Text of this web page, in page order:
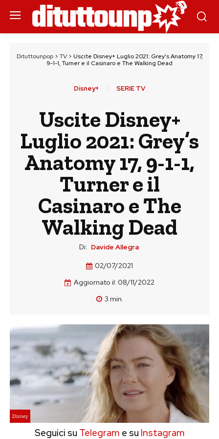
Dituttounpop> TV> Uscite Disney+ Luglio 2021: Grey’s Anatomy 17,
9-1-1, Turner e il Casinaro e The Walking Dead
Disney+ SERIE TV
Uscite Disney+
Luglio 2021: Grey’s
Anatomy 17, 9-1-1,
Turner e il
Casinaro e The
Walking Dead
Di: Davide Allegra
02/07/2021
Aggiornato il: 08/11/2022
3 min.
Disney
Seguici su Telegram e su Instagram